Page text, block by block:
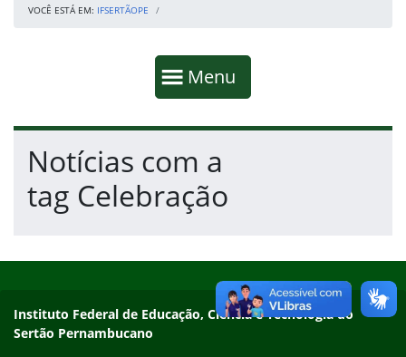
VOCÊ ESTÁ EM: IFSERTÃOPE
Mostrar
Menu
Fim da navegação
Início do conteúdo
Notícias com a
tag Celebração
Endereço
Instituto Federal de Educação, Ciência e Tecnologia do
Sertão Pernambucano